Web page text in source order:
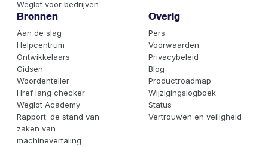
nog nauwkeurigere vertalingen.
Weglot voor bedrijven
Bronnen
Aan de slag
Helpcentrum
Ontwikkelaars
Gidsen
Woordenteller
Href lang checker
Weglot Academy
Rapport: de stand van
zaken van
machinevertaling
Overig
Pers
Voorwaarden
Privacybeleid
Blog
Productroadmap
Wijzigingslogboek
Status
Vertrouwen en veiligheid